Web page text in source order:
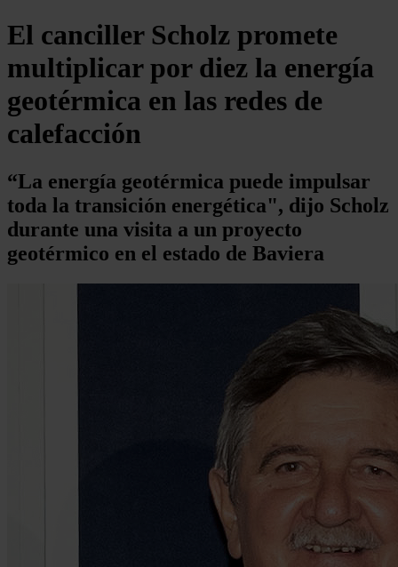
El canciller Scholz promete
multiplicar por diez la energía
geotérmica en las redes de
calefacción
“La energía geotérmica puede impulsar
toda la transición energética", dijo Scholz
durante una visita a un proyecto
geotérmico en el estado de Baviera